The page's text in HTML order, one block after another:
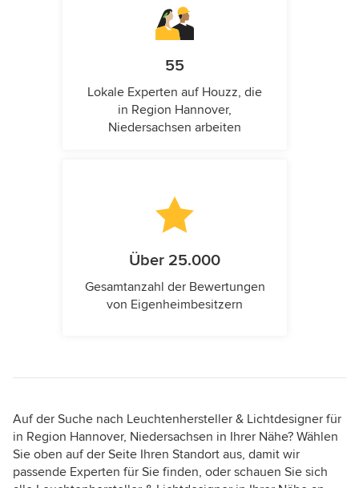
55
Lokale Experten auf Houzz, die
in Region Hannover,
Niedersachsen arbeiten
Über 25.000
Gesamtanzahl der Bewertungen
von Eigenheimbesitzern
Auf der Suche nach Leuchtenhersteller & Lichtdesigner für
in Region Hannover, Niedersachsen in Ihrer Nähe? Wählen
Sie oben auf der Seite Ihren Standort aus, damit wir
passende Experten für Sie finden, oder schauen Sie sich